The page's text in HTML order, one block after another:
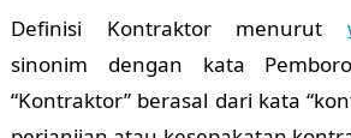
Definisi Kontraktor menurut
sinonim dengan kata
“Kontraktor” berasal dari kata